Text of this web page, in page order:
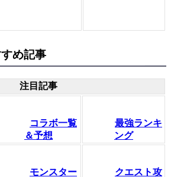
め記事
注目記事
コラボ一覧
＆予想
最強ランキ
ング
モンスター
クエスト攻